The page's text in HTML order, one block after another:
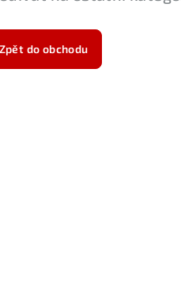
Zpět do obchodu